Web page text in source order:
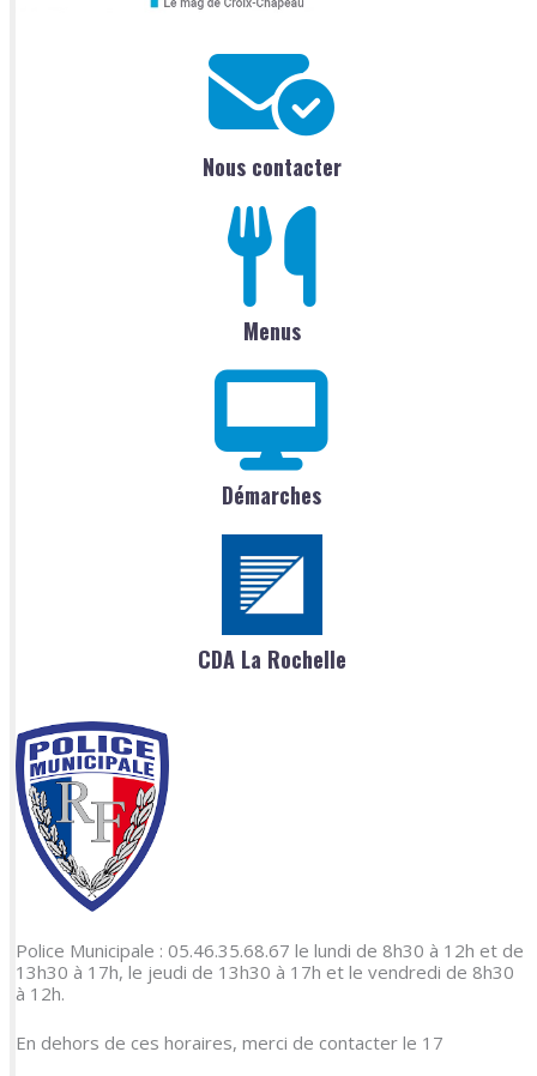
Nous contacter
Menus
Démarches
CDA La Rochelle
Police Municipale : 05.46.35.68.67 le lundi de 8h30 à 12h et de
13h30 à 17h, le jeudi de 13h30 à 17h et le vendredi de 8h30
à 12h.
En dehors de ces horaires, merci de contacter le 17